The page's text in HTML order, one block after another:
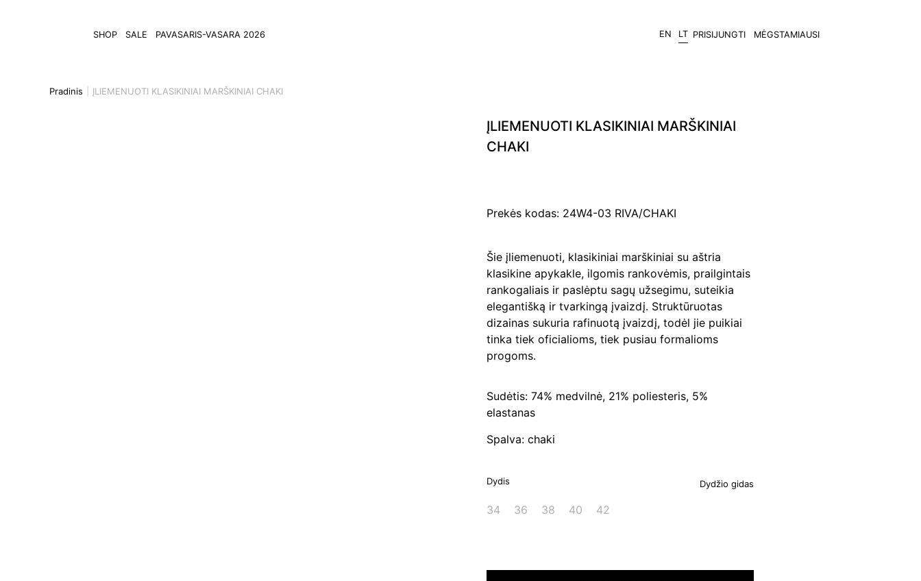
SHOP SALE PAVASARIS-VASARA 2026 EN LT PRISIJUNGTI MĖGSTAMIAUSI
Pradinis ĮLIEMENUOTI KLASIKINIAI MARŠKINIAI CHAKI
ĮLIEMENUOTI KLASIKINIAI MARŠKINIAI
CHAKI
Prekės kodas: 24W4-03 RIVA/CHAKI
Šie įliemenuoti, klasikiniai marškiniai su aštria
klasikine apykakle, ilgomis rankovėmis, prailgintais
rankogaliais ir paslėptu sagų užsegimu, suteikia
elegantišką ir tvarkingą įvaizdį. Struktūruotas
dizainas sukuria rafinuotą įvaizdį, todėl jie puikiai
tinka tiek oficialioms, tiek pusiau formalioms
progoms.
Sudėtis: 74% medvilnė, 21% poliesteris, 5%
elastanas
Spalva: chaki
Dydis Dydžio gidas
34 36 38 40 42